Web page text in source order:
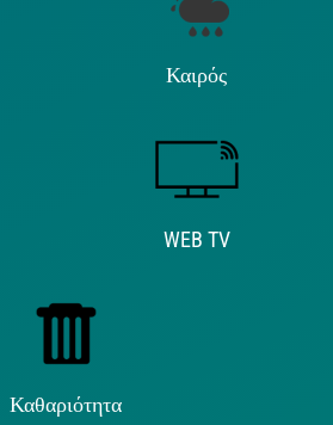
Καιρός
WEB TV
Καθαριότητα